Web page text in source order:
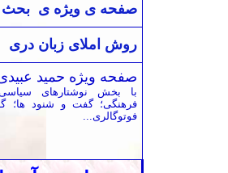
صفحه ی ویژه ی بحث
روش املای زبان دری
صفحه ویژه حمید
با بخش نوشتارهای
فرهنگی؛ گفت و شنود ها؛
فوتوگالری...